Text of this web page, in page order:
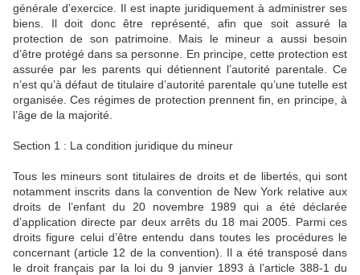
générale d’exercice. Il est inapte juridiquement à administrer ses
biens. Il doit donc être représenté, afin que soit assuré la
protection de son patrimoine. Mais le mineur a aussi besoin
d’être protégé dans sa personne. En principe, cette protection est
assurée par les parents qui détiennent l’autorité parentale. Ce
n’est qu’à défaut de titulaire d’autorité parentale qu’une tutelle est
organisée. Ces régimes de protection prennent fin, en principe, à
l’âge de la majorité.
Section 1 : La condition juridique du mineur
Tous les mineurs sont titulaires de droits et de libertés, qui sont
notamment inscrits dans la convention de New York relative aux
droits de l’enfant du 20 novembre 1989 qui a été déclarée
d’application directe par deux arrêts du 18 mai 2005. Parmi ces
droits figure celui d’être entendu dans toutes les procédures le
concernant (article 12 de la convention). Il a été transposé dans
le droit français par la loi du 9 janvier 1893 à l’article 388-1 du